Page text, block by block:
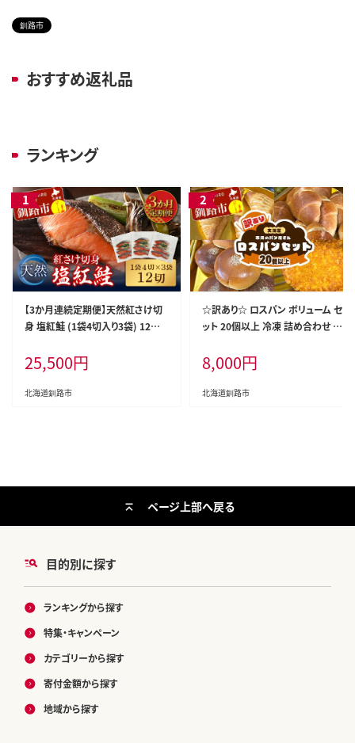
釧路市
おすすめ返礼品
ランキング
【3か月連続定期便】天然紅さけ切
身 塩紅鮭 (1袋4切入り3袋) 12切
小分け
25,500円
北海道釧路市
☆訳あり☆ ロスパン ボリューム セ
ット 20個以上 冷凍 詰め合わせ お
ードロス SDGs サステナブル コス
パ 大容量 便利 レンチン 時短 総菜
パン 菓子パン パン セレクトパン
8,000円
北海道釧路市
目的別に探す
ランキングから探す
特集・キャンペーン
カテゴリーから探す
寄付金額から探す
地域から探す
ページ上部へ戻る